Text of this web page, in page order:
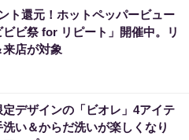
ト還元！ホットペッパービュー
ビ祭 for リピート」開催中。リ
来店が対象
デザインの「ビオレ」4アイテ
い＆からだ洗いが楽しくなり